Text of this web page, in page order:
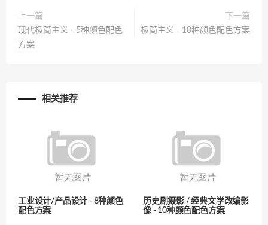
上一篇
现代极简主义 - 5种颜色配色
方案
下一篇
极简主义 - 10种颜色配色方案
相关推荐
工业设计/产品设计 - 8种颜色
配色方案
历史剧摄影 / 经典文学改编影
像 - 10种颜色配色方案